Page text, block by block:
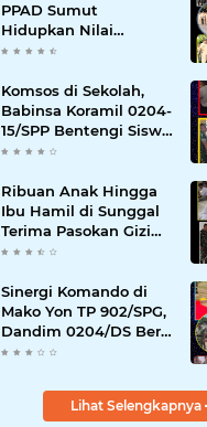
PPAD Sumut
Hidupkan Nilai
Pahlawan di TMP
Komsos di Sekolah,
Babinsa Koramil 0204-
15/SPP Bentengi Siswa
SMPN 1 Sipispis dari
Ribuan Anak Hingga
Ibu Hamil di Sunggal
Terima Pasokan Gizi
Gratis dari TNI dan
Sinergi Komando di
Mako Yon TP 902/SPG,
Dandim 0204/DS Beri
Penghormatan Khusus
Lihat Selengkapnya